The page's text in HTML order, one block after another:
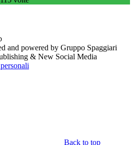
and powered by Gruppo Spaggiari
& New Social Media
Back to top